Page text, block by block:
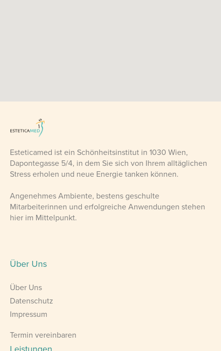
Esteticamed ist ein Schönheitsinstitut in 1030 Wien,
Dapontegasse 5/4, in dem Sie sich von Ihrem alltäglichen
Stress erholen und neue Energie tanken können.
Angenehmes Ambiente, bestens geschulte
Mitarbeiterinnen und erfolgreiche Anwendungen stehen
hier im Mittelpunkt.
Über Uns
Über Uns
Datenschutz
Impressum
Termin vereinbaren